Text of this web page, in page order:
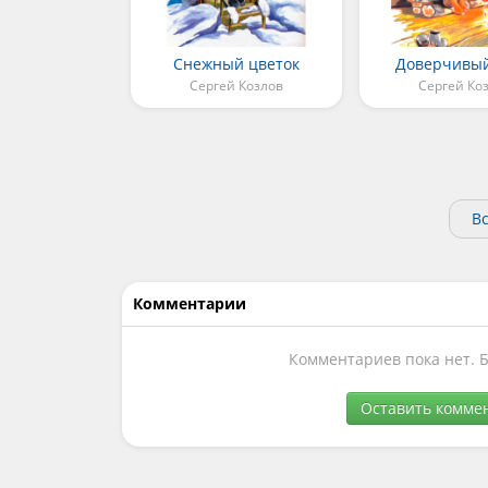
Снежный цветок
Сергей Козлов Сергей
Комментарии
Комментариев пока нет.
Оставить